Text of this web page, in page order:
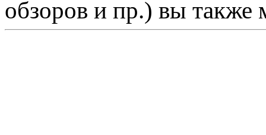
обзоров и пр.) вы также